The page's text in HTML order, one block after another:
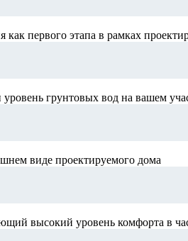
первого этапа в рамках
грунтовых вод на вашем
виде проектируемого дома
высокий уровень комфорта в